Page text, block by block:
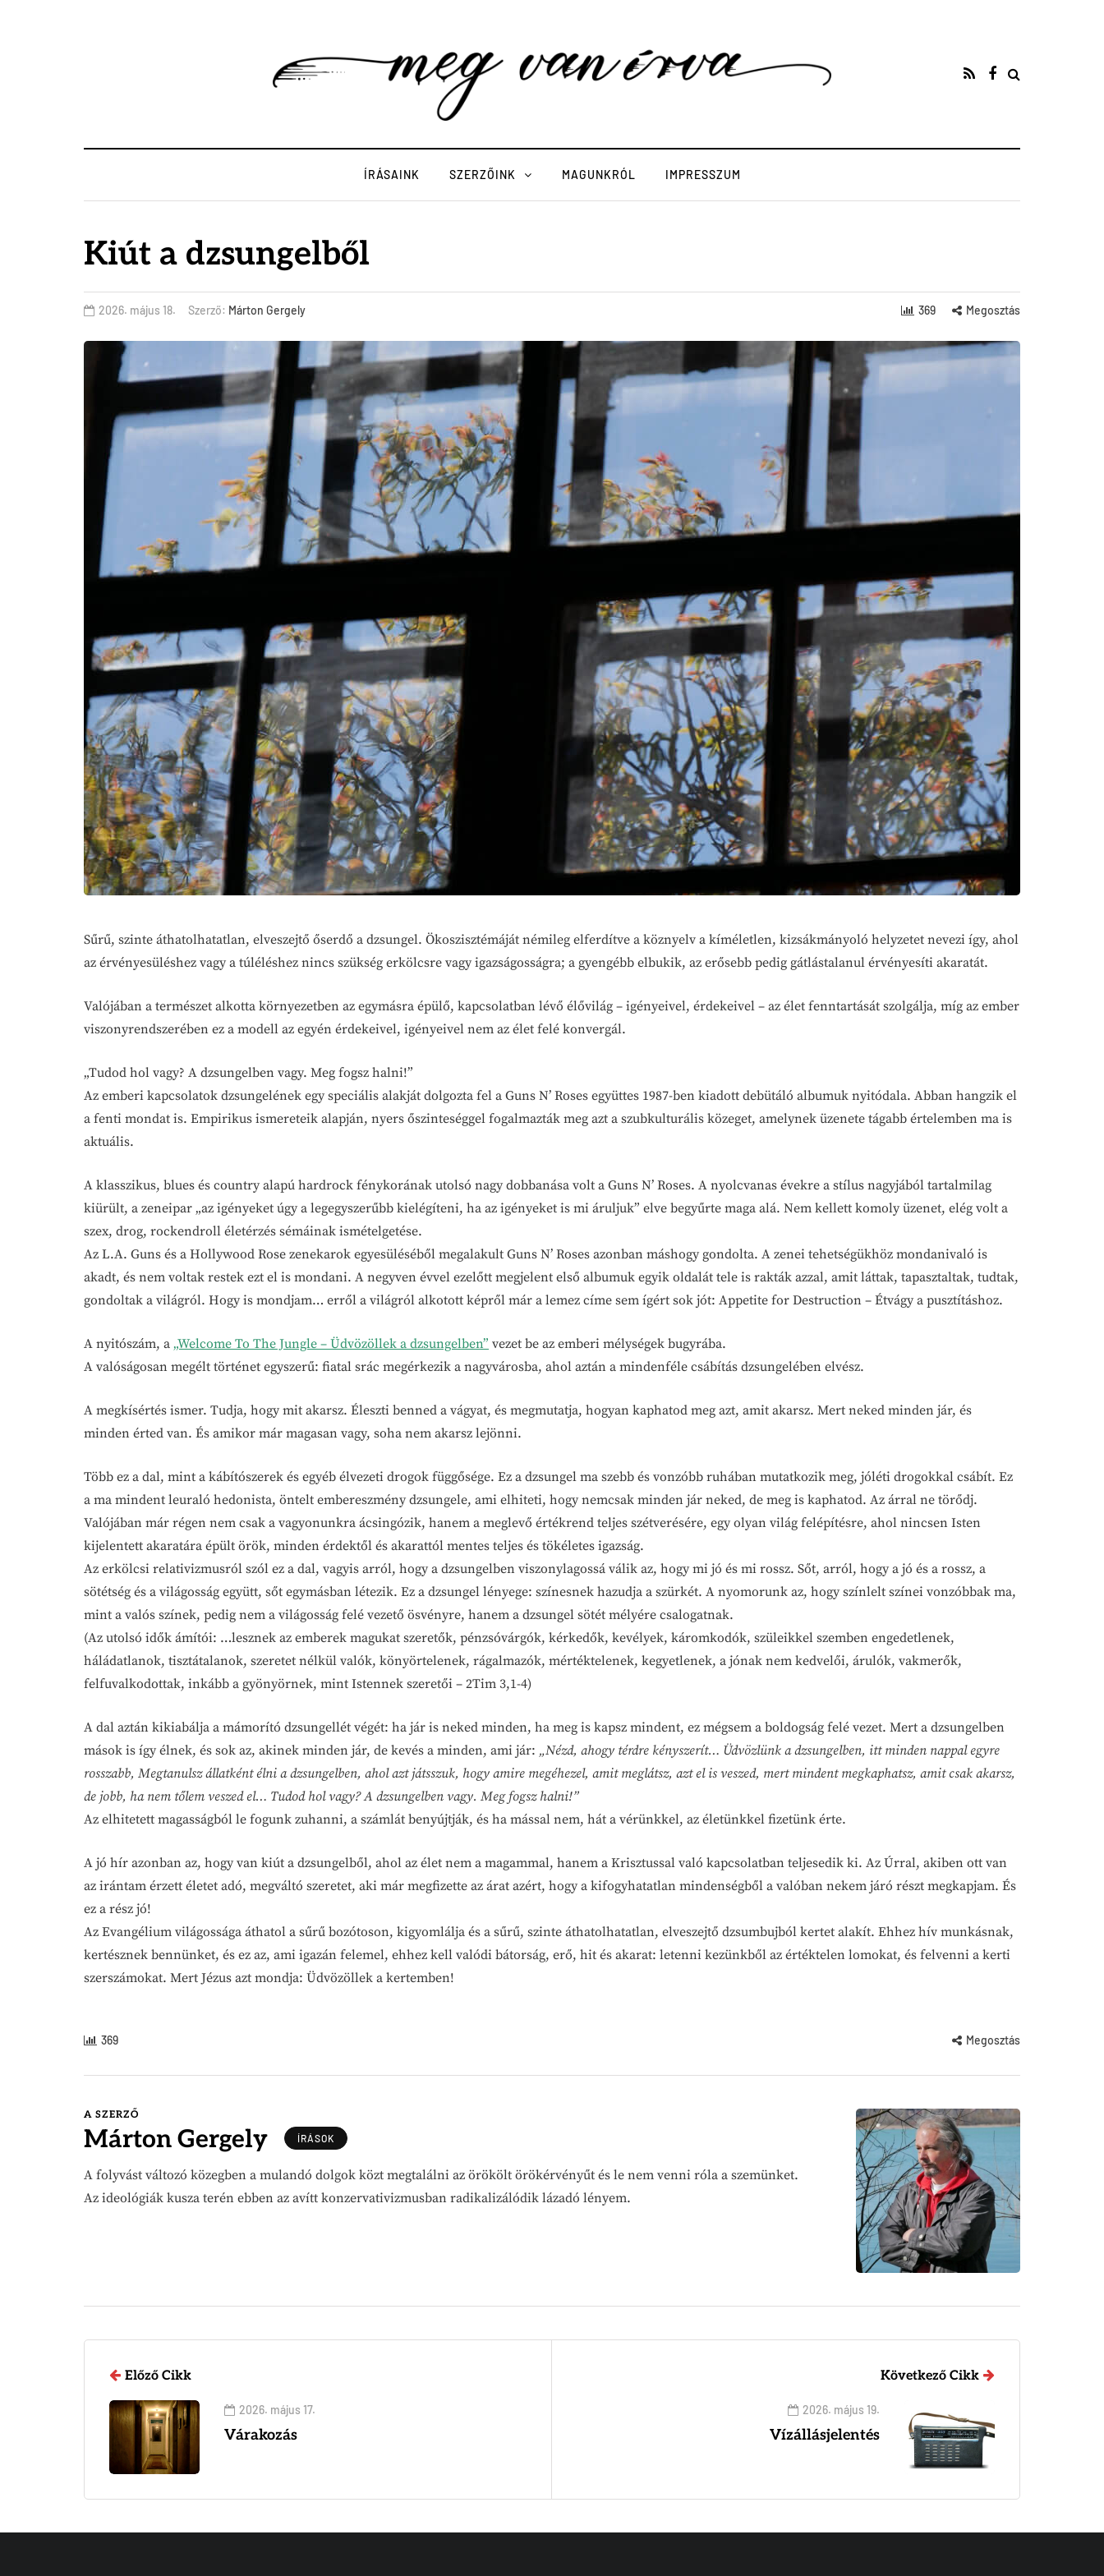
ÍRÁSAINK SZERZŐINK MAGUNKRÓL IMPRESSZUM
Kiút a dzsungelből
2026. május 18. Szerző: Márton Gergely 369 Megosztás
Sűrű, szinte áthatolhatatlan, elveszejtő őserdő a dzsungel. Ökoszisztémáját némileg elferdítve a köznyelv a kíméletlen, kizsákmányoló helyzetet nevezi így, ahol
az érvényesüléshez vagy a túléléshez nincs szükség erkölcsre vagy igazságosságra; a gyengébb elbukik, az erősebb pedig gátlástalanul érvényesíti akaratát.
Valójában a természet alkotta környezetben az egymásra épülő, kapcsolatban lévő élővilág – igényeivel, érdekeivel – az élet fenntartását szolgálja, míg az ember
viszonyrendszerében ez a modell az egyén érdekeivel, igényeivel nem az élet felé konvergál.
„Tudod hol vagy? A dzsungelben vagy. Meg fogsz halni!”
Az emberi kapcsolatok dzsungelének egy speciális alakját dolgozta fel a Guns N’ Roses együttes 1987-ben kiadott debütáló albumuk nyitódala. Abban hangzik el
a fenti mondat is. Empirikus ismereteik alapján, nyers őszinteséggel fogalmazták meg azt a szubkulturális közeget, amelynek üzenete tágabb értelemben ma is
aktuális.
A klasszikus, blues és country alapú hardrock fénykorának utolsó nagy dobbanása volt a Guns N’ Roses. A nyolcvanas évekre a stílus nagyjából tartalmilag
kiürült, a zeneipar „az igényeket úgy a legegyszerűbb kielégíteni, ha az igényeket is mi áruljuk” elve begyűrte maga alá. Nem kellett komoly üzenet, elég volt a
szex, drog, rockendroll életérzés sémáinak ismételgetése.
Az L.A. Guns és a Hollywood Rose zenekarok egyesüléséből megalakult Guns N’ Roses azonban máshogy gondolta. A zenei tehetségükhöz mondanivaló is
akadt, és nem voltak restek ezt el is mondani. A negyven évvel ezelőtt megjelent első albumuk egyik oldalát tele is rakták azzal, amit láttak, tapasztaltak, tudtak,
gondoltak a világról. Hogy is mondjam… erről a világról alkotott képről már a lemez címe sem ígért sok jót: Appetite for Destruction – Étvágy a pusztításhoz.
A nyitószám, a „Welcome To The Jungle – Üdvözöllek a dzsungelben” vezet be az emberi mélységek bugyrába.
A valóságosan megélt történet egyszerű: fiatal srác megérkezik a nagyvárosba, ahol aztán a mindenféle csábítás dzsungelében elvész.
A megkísértés ismer. Tudja, hogy mit akarsz. Éleszti benned a vágyat, és megmutatja, hogyan kaphatod meg azt, amit akarsz. Mert neked minden jár, és
minden érted van. És amikor már magasan vagy, soha nem akarsz lejönni.
Több ez a dal, mint a kábítószerek és egyéb élvezeti drogok függősége. Ez a dzsungel ma szebb és vonzóbb ruhában mutatkozik meg, jóléti drogokkal csábít. Ez
a ma mindent leuraló hedonista, öntelt embereszmény dzsungele, ami elhiteti, hogy nemcsak minden jár neked, de meg is kaphatod. Az árral ne törődj.
Valójában már régen nem csak a vagyonunkra ácsingózik, hanem a meglevő értékrend teljes szétverésére, egy olyan világ felépítésre, ahol nincsen Isten
kijelentett akaratára épült örök, minden érdektől és akarattól mentes teljes és tökéletes igazság.
Az erkölcsi relativizmusról szól ez a dal, vagyis arról, hogy a dzsungelben viszonylagossá válik az, hogy mi jó és mi rossz. Sőt, arról, hogy a jó és a rossz, a
sötétség és a világosság együtt, sőt egymásban létezik. Ez a dzsungel lényege: színesnek hazudja a szürkét. A nyomorunk az, hogy színlelt színei vonzóbbak ma,
mint a valós színek, pedig nem a világosság felé vezető ösvényre, hanem a dzsungel sötét mélyére csalogatnak.
(Az utolsó idők ámítói: …lesznek az emberek magukat szeretők, pénzsóvárgók, kérkedők, kevélyek, káromkodók, szüleikkel szemben engedetlenek,
háládatlanok, tisztátalanok, szeretet nélkül valók, könyörtelenek, rágalmazók, mértéktelenek, kegyetlenek, a jónak nem kedvelői, árulók, vakmerők,
felfuvalkodottak, inkább a gyönyörnek, mint Istennek szeretői – 2Tim 3,1-4)
A dal aztán kikiabálja a mámorító dzsungellét végét: ha jár is neked minden, ha meg is kapsz mindent, ez mégsem a boldogság felé vezet. Mert a dzsungelben
mások is így élnek, és sok az, akinek minden jár, de kevés a minden, ami jár: „Nézd, ahogy térdre kényszerít… Üdvözlünk a dzsungelben, itt minden nappal egyre
rosszabb, Megtanulsz állatként élni a dzsungelben, ahol azt játsszuk, hogy amire megéhezel, amit meglátsz, azt el is veszed, mert mindent megkaphatsz, amit csak akarsz,
de jobb, ha nem tőlem veszed el… Tudod hol vagy? A dzsungelben vagy. Meg fogsz halni!”
Az elhitetett magasságból le fogunk zuhanni, a számlát benyújtják, és ha mással nem, hát a vérünkkel, az életünkkel fizetünk érte.
A jó hír azonban az, hogy van kiút a dzsungelből, ahol az élet nem a magammal, hanem a Krisztussal való kapcsolatban teljesedik ki. Az Úrral, akiben ott van
az irántam érzett életet adó, megváltó szeretet, aki már megfizette az árat azért, hogy a kifogyhatatlan mindenségből a valóban nekem járó részt megkapjam. És
ez a rész jó!
Az Evangélium világossága áthatol a sűrű bozótoson, kigyomlálja és a sűrű, szinte áthatolhatatlan, elveszejtő dzsumbujból kertet alakít. Ehhez hív munkásnak,
kertésznek bennünket, és ez az, ami igazán felemel, ehhez kell valódi bátorság, erő, hit és akarat: letenni kezünkből az értéktelen lomokat, és felvenni a kerti
szerszámokat. Mert Jézus azt mondja: Üdvözöllek a kertemben!
369 Megosztás
A SZERZŐ
Márton Gergely ÍRÁSOK
A folyvást változó közegben a mulandó dolgok közt megtalálni az örökölt örökérvényűt és le nem venni róla a szemünket.
Az ideológiák kusza terén ebben az avítt konzervativizmusban radikalizálódik lázadó lényem.
Előző Cikk
2026. május 17.
Várakozás
Következő Cikk
2026. május 19.
Vízállásjelentés